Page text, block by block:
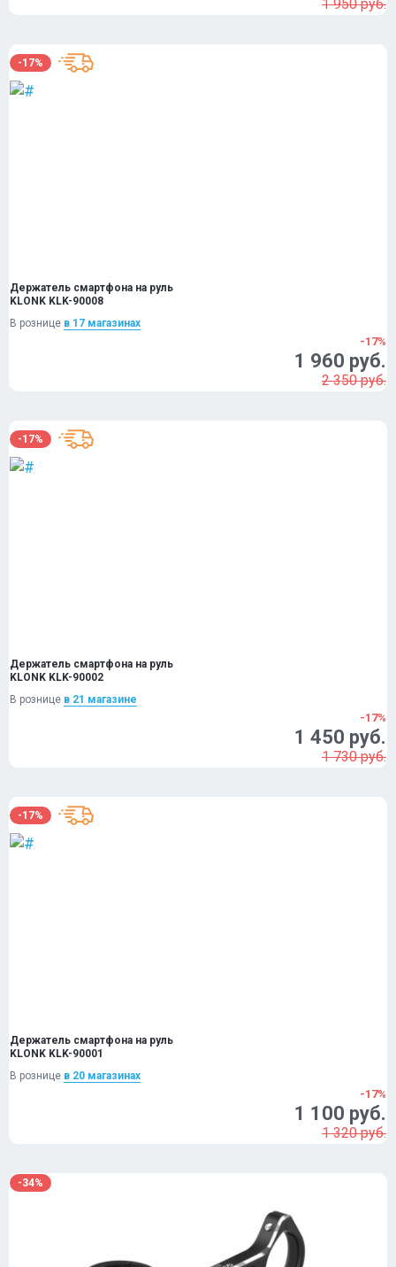
1 950 руб.
-17%
Держатель смартфона на руль
KLONK KLK-90008
В рознице в 17 магазинах
-17%
1 960 руб.
2 350 руб.
-17%
Держатель смартфона на руль
KLONK KLK-90002
В рознице в 21 магазинe
-17%
1 450 руб.
1 730 руб.
-17%
Держатель смартфона на руль
KLONK KLK-90001
В рознице в 20 магазинах
-17%
1 100 руб.
1 320 руб.
-34%